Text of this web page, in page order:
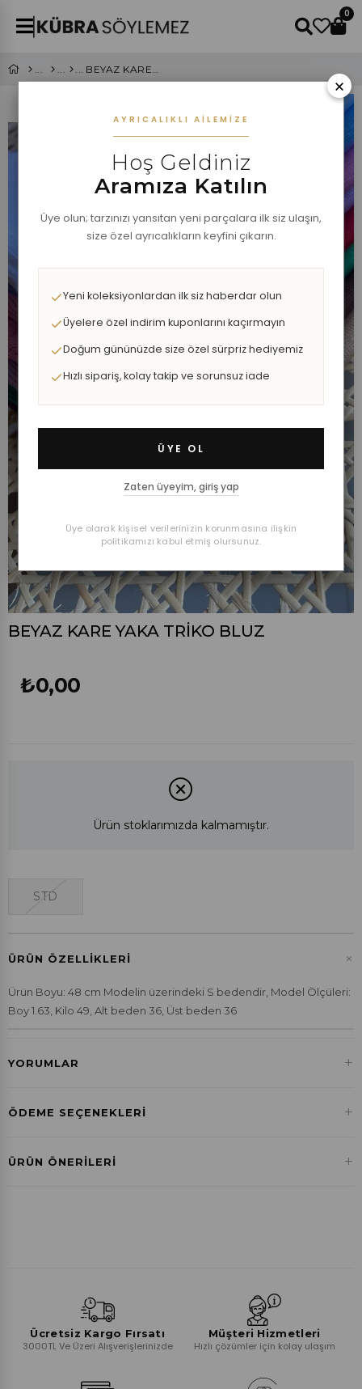
0
BEYAZ KARE YAKA TRİKO BLUZ
BEYAZ KARE YAKA TRİKO BLUZ
₺0,00
Ürün stoklarımızda kalmamıştır.
STD
ÜRÜN ÖZELLIKLERI +
Ürün Boyu: 48 cm Modelin üzerindeki S bedendir, Model Ölçüleri:
Boy 1.63, Kilo 49, Alt beden 36, Üst beden 36
YORUMLAR +
ÖDEME SEÇENEKLERI +
Havale ile Ödeme
ÜRÜN ÖNERILERI +
Ücretsiz Kargo Fırsatı
3000TL Ve Üzeri Alışverişlerinizde
Müşteri Hizmetleri
Hızlı çözümler için kolay ulaşım
×
AYRICALIKLI AILEMIZE
Hoş Geldiniz
Aramıza Katılın
Üye olun; tarzınızı yansıtan yeni parçalara ilk siz ulaşın,
size özel ayrıcalıkların keyfini çıkarın.
Yeni koleksiyonlardan ilk siz haberdar olun
Üyelere özel indirim kuponlarını kaçırmayın
Doğum gününüzde size özel sürpriz hediyemiz
Hızlı sipariş, kolay takip ve sorunsuz iade
ÜYE OL
Zaten üyeyim, giriş yap
Üye olarak kişisel verilerinizin korunmasına ilişkin
politikamızı kabul etmiş olursunuz.